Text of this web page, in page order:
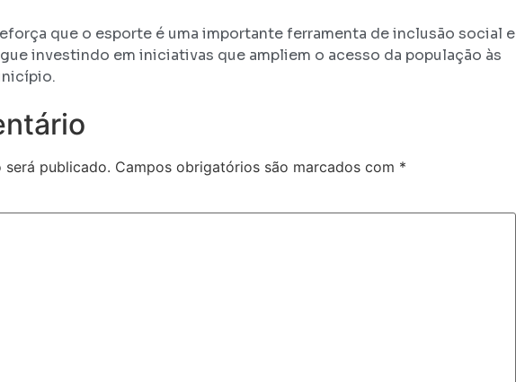
que o esporte é uma importante ferramenta de inclusão social e
investindo em iniciativas que ampliem o acesso da população às
será publicado. Campos obrigatórios são marcados com *